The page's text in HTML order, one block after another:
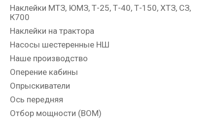
Наклейки МТЗ, ЮМЗ, Т-25, Т-40, Т-150, ХТЗ, СЗ,
К700
Наклейки на трактора
Насосы шестеренные НШ
Наше производство
Оперение кабины
Опрыскиватели
Ось передняя
Отбор мощности (ВОМ)